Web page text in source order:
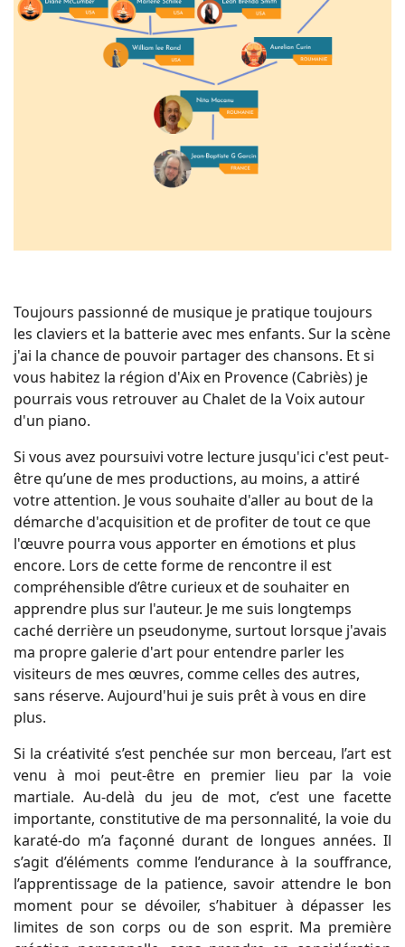
Toujours passionné de musique je pratique toujours
les claviers et la batterie avec mes enfants. Sur la scène
j'ai la chance de pouvoir partager des chansons. Et si
vous habitez la région d'Aix en Provence (Cabriès) je
pourrais vous retrouver au Chalet de la Voix autour
d'un piano.
Si vous avez poursuivi votre lecture jusqu'ici c'est peut-
être qu’une de mes productions, au moins, a attiré
votre attention. Je vous souhaite d'aller au bout de la
démarche d'acquisition et de profiter de tout ce que
l'œuvre pourra vous apporter en émotions et plus
encore. Lors de cette forme de rencontre il est
compréhensible d’être curieux et de souhaiter en
apprendre plus sur l'auteur. Je me suis longtemps
caché derrière un pseudonyme, surtout lorsque j'avais
ma propre galerie d'art pour entendre parler les
visiteurs de mes œuvres, comme celles des autres,
sans réserve. Aujourd'hui je suis prêt à vous en dire
plus.
Si la créativité s’est penchée sur mon berceau, l’art est
venu à moi peut-être en premier lieu par la voie
martiale. Au-delà du jeu de mot, c’est une facette
importante, constitutive de ma personnalité, la voie du
karaté-do m’a façonné durant de longues années. Il
s’agit d’éléments comme l’endurance à la souffrance,
l’apprentissage de la patience, savoir attendre le bon
moment pour se dévoiler, s’habituer à dépasser les
limites de son corps ou de son esprit. Ma première